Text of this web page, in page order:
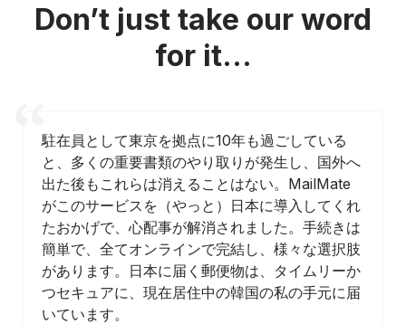
Don’t just take our word
for it...
駐在員として東京を拠点に10年も過ごしている
と、多くの重要書類のやり取りが発生し、国外へ
出た後もこれらは消えることはない。MailMate
がこのサービスを（やっと）日本に導入してくれ
たおかげで、心配事が解消されました。手続きは
簡単で、全てオンラインで完結し、様々な選択肢
があります。日本に届く郵便物は、タイムリーか
つセキュアに、現在居住中の韓国の私の手元に届
いています。